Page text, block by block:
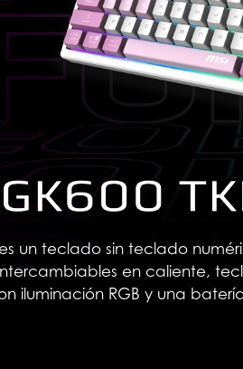
es un teclado sin teclado
en caliente,
iluminación RGB y una